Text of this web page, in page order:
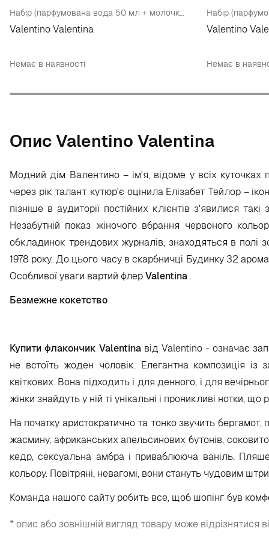
Набір (парфумована вода 50 мл + молочко для тіла 100 мл)
Valentino Valentina
Немає в наявності
Valentino
Немає в
Опис Valentino Valentina
Модний дім Валентино – ім'я, відоме у всіх
через рік талант кутюр'є оцінила Елізабет Тейлор –
пізніше в аудиторії постійних клієнтів з'явилися
Незабутній показ жіночого вбрання червоного
обкладинок трендових журналів, знаходяться в полі
1978 року. До цього часу в скарбничці Будинку 32
Особливої уваги вартий флерValentina.
Безмежне кокетство
Купити флакончик Valentinaвід Valentino - означає
не встоїть жоден чоловік. Елегантна композиція із
квіткових. Вона підходить і для денного, і для
жінки знайдуть у ній ті унікальні і проникливі нотки,
На початку аристократично та тонко звучить
жасмину, африканських апельсинових бутонів,
кедр, сексуальна амбра і приваблююча ваніль.
кольору. Повітряні, невагомі, вони стануть чудовим
Команда нашого сайту робить все, щоб шопінг був
* опис або зовнішній вигляд товару може відрізнятися